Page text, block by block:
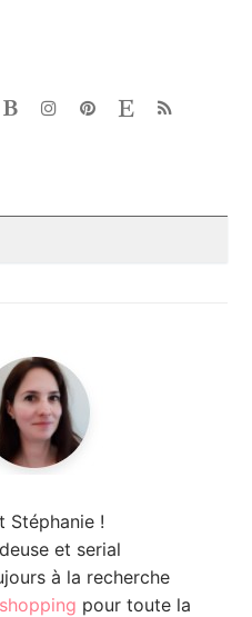
Stéphanie !
et serial
à la recherche
pour toute la